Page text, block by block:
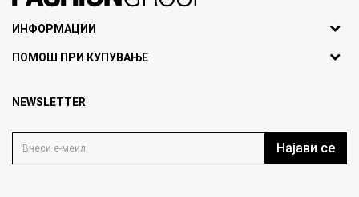
ИНФОРМАЦИИ
За нас
Продавници
Блог
ПОМОШ ПРИ КУПУВАЊЕ
Политика на приватност
Како да купите
NEWSLETTER
Најави се